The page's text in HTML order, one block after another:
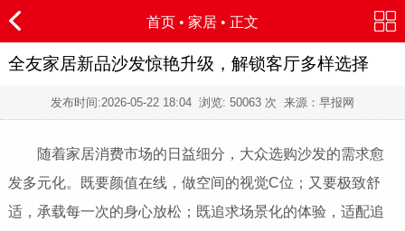
首页 • 家居 • 正文
全友家居新品沙发惊艳升级，解锁客厅多样选择
发布时间:2026-05-22 18:04 浏览: 50063 次 来源：早报网
随着家居消费市场的日益细分，大众选购沙发的需求愈
发多元化。既要颜值在线，做空间的视觉C位；又要极致舒
适，承载每一次的身心放松；既追求场景化的体验，适配追